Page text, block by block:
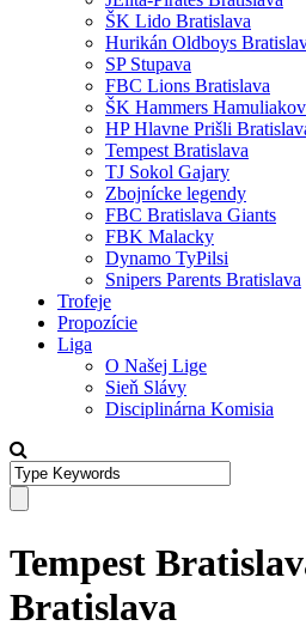
ŠK Lido Bratislava
Hurikán Oldboys
SP Stupava
FBC Lions Bratislava
ŠK Hammers
HP Hlavne Prišli
Tempest Bratislava
TJ Sokol Gajary
Zbojnícke legendy
FBC Bratislava Giants
FBK Malacky
Dynamo TyPilsi
Snipers Parents Bratislava
Trofeje
Propozície
Liga
O Našej Lige
Sieň Slávy
Disciplinárna Komisia
Tempest
Bratislava